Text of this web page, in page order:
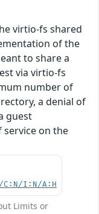
virtio-fs shared
of the
to share a
via virtio-fs
number of
a denial of
guest
service on the
C:N/I:N/A:H
Limits or